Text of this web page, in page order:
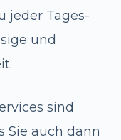
jeder Tages-
und
sind
Sie auch dann